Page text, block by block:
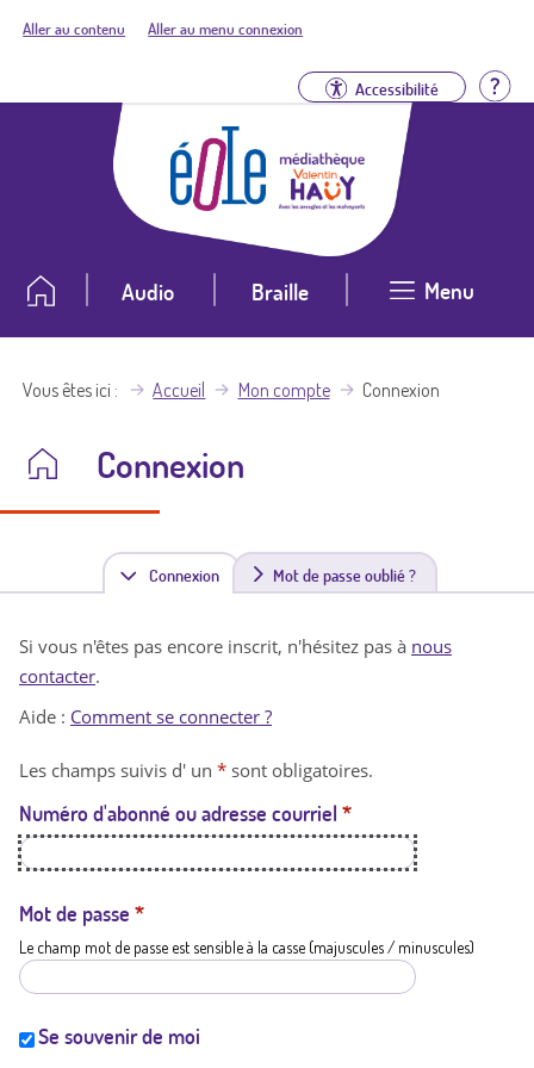
Aller au contenu Aller au menu connexion
Accessibilité
Audio Braille Menu
Vous êtes ici Accueil Mon compte Connexion
Connexion
Connexion(
n
t
a
t
i
Mot de passe oublié ?
Si vous n'êtes pas encore inscrit, n'hésitez pas à nous
contacter.
Aide : Comment se connecter ?
Les champs suivis d' un * sont obligatoires.
Numéro d'abonné ou adresse courriel *
Mot de passe *
Le champ mot de passe est sensible à la casse (majuscules / minuscules)
Se souvenir de moi